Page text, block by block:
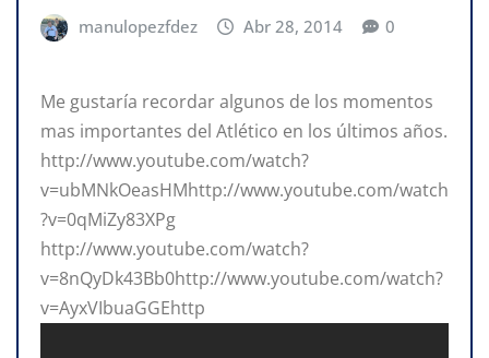
manulopezfdez Abr 28, 2014 0
Me gustaría recordar algunos de los momentos
mas importantes del Atlético en los últimos años.
http://www.youtube.com/watch?
v=ubMNkOeasHMhttp://www.youtube.com/watch
?v=0qMiZy83XPg
http://www.youtube.com/watch?
v=8nQyDk43Bb0http://www.youtube.com/watch?
v=AyxVIbuaGGEhttp